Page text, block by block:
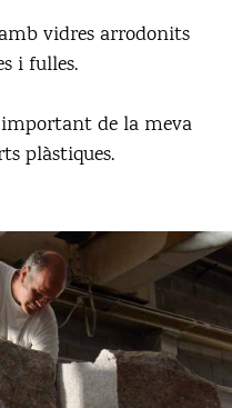
vidres arrodonits
i fulles.
de la meva
plàstiques.